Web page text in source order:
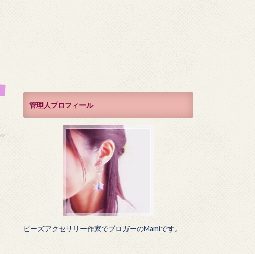
管理人プロフィール
ビーズアクセサリー作家でブロガーのMamiです。